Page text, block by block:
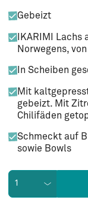
Gebeizt
IKARIMI
Norwegens,
In Scheiben
Mit
gebeizt. Mit
Chilifäden
Schmeckt auf
sowie Bowls